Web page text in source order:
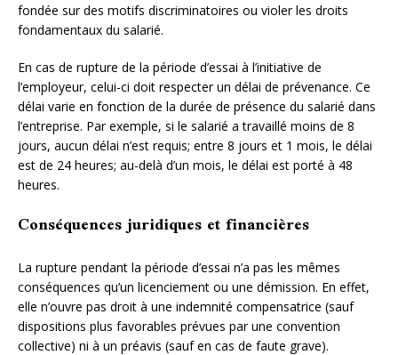
fondée sur des motifs discriminatoires ou violer les droits
fondamentaux du salarié.
En cas de rupture de la période d’essai à l’initiative de
l’employeur, celui-ci doit respecter un délai de prévenance. Ce
délai varie en fonction de la durée de présence du salarié dans
l’entreprise. Par exemple, si le salarié a travaillé moins de 8
jours, aucun délai n’est requis; entre 8 jours et 1 mois, le délai
est de 24 heures; au-delà d’un mois, le délai est porté à 48
heures.
Conséquences juridiques et financières
La rupture pendant la période d’essai n’a pas les mêmes
conséquences qu’un licenciement ou une démission. En effet,
elle n’ouvre pas droit à une indemnité compensatrice (sauf
dispositions plus favorables prévues par une convention
collective) ni à un préavis (sauf en cas de faute grave).